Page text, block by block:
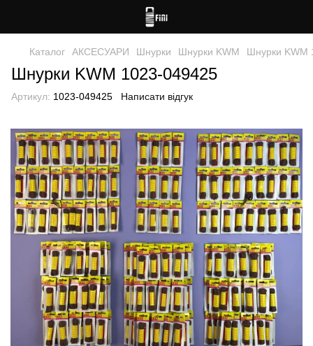
Каталог АКСЕСУАРИ Шнурки Шнурки KWM Шнурки KWM
Шнурки KWM 1023-049425
Артикул: 1023-049425 Написати відгук